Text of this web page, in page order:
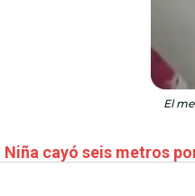
El
Niña cayó seis metros